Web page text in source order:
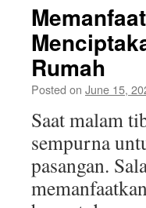
Rumah
Posted on June 15,
Saat malam
sempurna
pasangan.